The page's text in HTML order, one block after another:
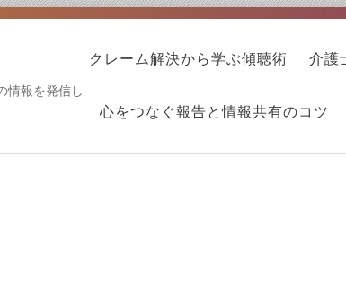
情報を発信し
クレーム解決から学ぶ傾聴術 介護
心をつなぐ報告と情報共有のコツ